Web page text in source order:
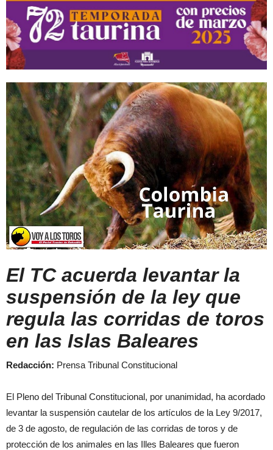
El TC acuerda levantar la
suspensión de la ley que
regula las corridas de toros
en las Islas Baleares
Redacción: Prensa Tribunal Constitucional
El Pleno del Tribunal Constitucional, por unanimidad, ha acordado
levantar la suspensión cautelar de los artículos de la Ley 9/2017,
de 3 de agosto, de regulación de las corridas de toros y de
protección de los animales en las Illes Baleares que fueron